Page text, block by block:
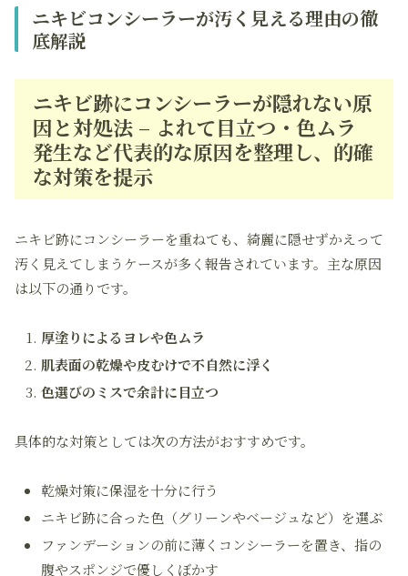
ニキビコンシーラーが汚く見える理由の徹
底解説
ニキビ跡にコンシーラーが隠れない原
因と対処法 – よれて目立つ・色ムラ
発生など代表的な原因を整理し、的確
な対策を提示
ニキビ跡にコンシーラーを重ねても、綺麗に隠せずかえって
汚く見えてしまうケースが多く報告されています。主な原因
は以下の通りです。
厚塗りによるヨレや色ムラ
肌表面の乾燥や皮むけで不自然に浮く
色選びのミスで余計に目立つ
具体的な対策としては次の方法がおすすめです。
乾燥対策に保湿を十分に行う
ニキビ跡に合った色（グリーンやベージュなど）を選ぶ
ファンデーションの前に薄くコンシーラーを置き、指の
腹やスポンジで優しくぼかす